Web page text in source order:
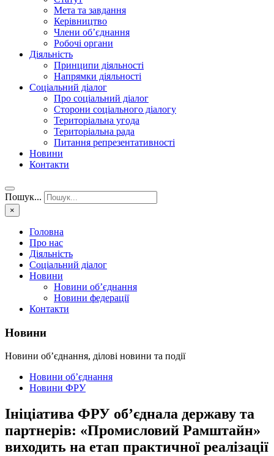
Мета та завдання
Керівництво
Члени об’єднання
Робочі органи
Діяльність
Принципи діяльності
Напрямки діяльності
Соціальний діалог
Про соціальний діалог
Сторони соціального діалогу
Територіальна угода
Територіальна рада
Питання репрезентативності
Новини
Контакти
Пошук...
×
Головна
Про нас
Діяльність
Соціальний діалог
Новини
Новини об’єднання
Новини федерації
Контакти
Новини
Новини об’єднання, ділові новини та події
Новини об’єднання
Новини ФРУ
Ініціатива ФРУ об’єднала державу та
партнерів: «Промисловий Рамштайн»
виходить на етап практичної реалізації